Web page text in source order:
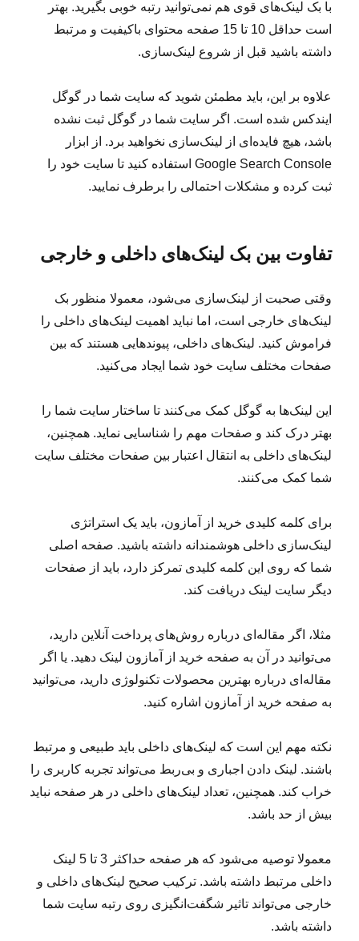
با بک لینک‌های قوی هم نمی‌توانید رتبه خوبی بگیرید. بهتر
است حداقل 10 تا 15 صفحه محتوای باکیفیت و مرتبط
داشته باشید قبل از شروع لینک‌سازی.
علاوه بر این، باید مطمئن شوید که سایت شما در گوگل
ایندکس شده است. اگر سایت شما در گوگل ثبت نشده
باشد، هیچ فایده‌ای از لینک‌سازی نخواهید برد. از ابزار
Google Search Console استفاده کنید تا سایت خود را
ثبت کرده و مشکلات احتمالی را برطرف نمایید.
تفاوت بین بک لینک‌های داخلی و خارجی
وقتی صحبت از لینک‌سازی می‌شود، معمولا منظور بک
لینک‌های خارجی است، اما نباید اهمیت لینک‌های داخلی را
فراموش کنید. لینک‌های داخلی، پیوندهایی هستند که بین
صفحات مختلف سایت خود شما ایجاد می‌کنید.
این لینک‌ها به گوگل کمک می‌کنند تا ساختار سایت شما را
بهتر درک کند و صفحات مهم را شناسایی نماید. همچنین،
لینک‌های داخلی به انتقال اعتبار بین صفحات مختلف سایت
شما کمک می‌کنند.
برای کلمه کلیدی خرید از آمازون، باید یک استراتژی
لینک‌سازی داخلی هوشمندانه داشته باشید. صفحه اصلی
شما که روی این کلمه کلیدی تمرکز دارد، باید از صفحات
دیگر سایت لینک دریافت کند.
مثلا، اگر مقاله‌ای درباره روش‌های پرداخت آنلاین دارید،
می‌توانید در آن به صفحه خرید از آمازون لینک دهید. یا اگر
مقاله‌ای درباره بهترین محصولات تکنولوژی دارید، می‌توانید
به صفحه خرید از آمازون اشاره کنید.
نکته مهم این است که لینک‌های داخلی باید طبیعی و مرتبط
باشند. لینک دادن اجباری و بی‌ربط می‌تواند تجربه کاربری را
خراب کند. همچنین، تعداد لینک‌های داخلی در هر صفحه نباید
بیش از حد باشد.
معمولا توصیه می‌شود که هر صفحه حداکثر 3 تا 5 لینک
داخلی مرتبط داشته باشد. ترکیب صحیح لینک‌های داخلی و
خارجی می‌تواند تاثیر شگفت‌انگیزی روی رتبه سایت شما
داشته باشد.